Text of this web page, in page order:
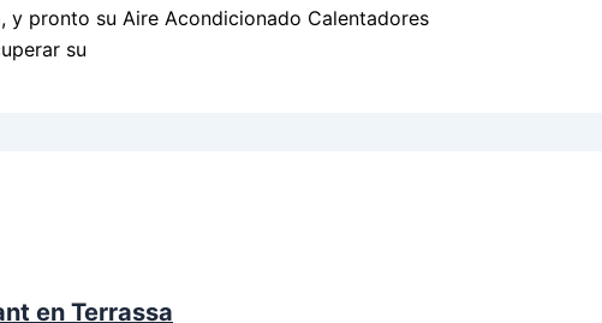
y pronto su Aire Acondicionado Calentadores
su
en Terrassa